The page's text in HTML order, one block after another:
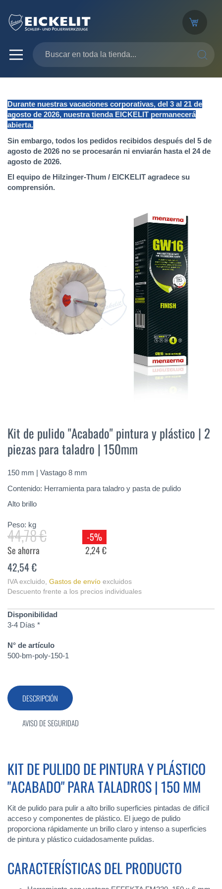
Durante nuestras vacaciones corporativas, del 3 al 21 de
agosto de 2026, nuestra tienda EICKELIT permanecerá
abierta.
Sin embargo, todos los pedidos recibidos después del 5 de
agosto de 2026 no se procesarán ni enviarán hasta el 24 de
agosto de 2026.
El equipo de Hilzinger-Thum / EICKELIT agradece su
comprensión.
imágenes
comienzo
de
la
de
imágenes
Kit de pulido "Acabado" pintura y plástico | 2
piezas para taladro | 150mm
150 mm | Vastago 8 mm
Contenido: Herramienta para taladro y pasta de pulido
Alto brillo
Peso: kg
44,78 €
-5%
Se ahorra
2,24 €
42,54 €
IVA excluido, Gastos de envío excluidos
Descuento frente a los precios individuales
Disponibilidad
3-4 Días *
N° de artículo
500-bm-poly-150-1
DESCRIPCIÓN
KIT DE PULIDO DE PINTURA Y PLÁSTICO
"ACABADO" PARA TALADROS | 150 MM
Kit de pulido para pulir a alto brillo superficies pintadas de difícil
acceso y componentes de plástico. El juego de pulido
proporciona rápidamente un brillo claro y intenso a superficies
de pintura y plástico cuidadosamente pulidas.
CARACTERÍSTICAS DEL PRODUCTO
AVISO DE SEGURIDAD